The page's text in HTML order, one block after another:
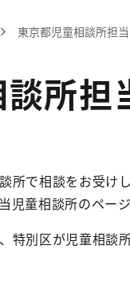
東京都児童相談所担
所担
所で相談をお受けし
童相談所のページ
特別区が児童相談